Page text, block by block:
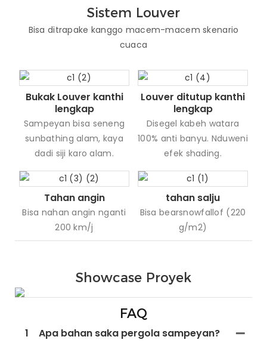
Sistem Louver
Bisa ditrapake kanggo macem-macem skenario
cuaca
Bukak Louver kanthi
lengkap
Sampeyan bisa seneng
sunbathing alam, kaya
dadi siji karo alam.
Louver ditutup kanthi
lengkap
Disegel kabeh watara
100% anti banyu. Nduweni
efek shading.
Tahan angin
Bisa nahan angin nganti
200 km/j
tahan salju
Bisa bearsnowfallof (220
g/m2)
Showcase Proyek
FAQ
1 Apa bahan saka pergola sampeyan?